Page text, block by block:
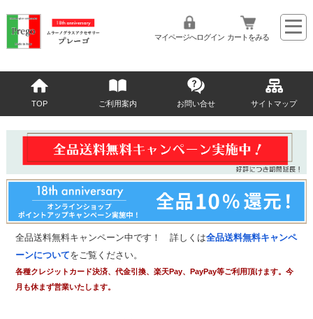
マイページへログイン カートをみる
TOP ご利用案内 お問い合せ サイトマップ
全品送料無料キャンペーン中です！ 詳しくは全品送料無料キャンペ
ーンについてをご覧ください。
各種クレジットカード決済、代金引換、楽天Pay、PayPay等ご利用頂けます。今
月も休まず営業いたします。